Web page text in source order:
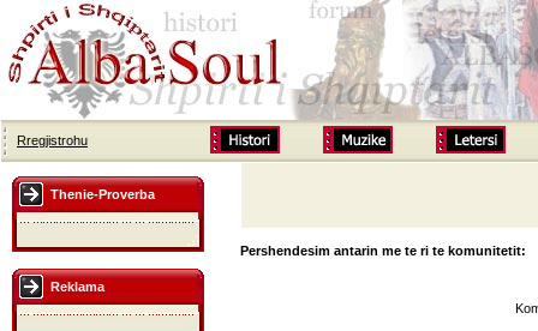
Rregjistrohu
Thenie-Proverba
Reklama
Pershendesim antarin me te ri te komunitetit: